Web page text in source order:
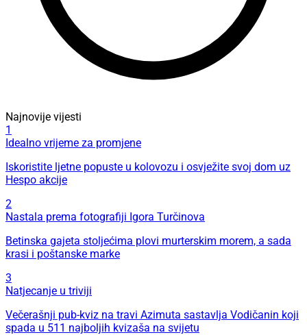
Najnovije vijesti
1
Idealno vrijeme za promjene
Iskoristite ljetne popuste u kolovozu i osvježite svoj dom uz
Hespo akcije
2
Nastala prema fotografiji Igora Turčinova
Betinska gajeta stoljećima plovi murterskim morem, a sada
krasi i poštanske marke
3
Natjecanje u triviji
Večerašnji pub-kviz na travi Azimuta sastavlja Vodičanin koji
spada u 511 najboljih kvizaša na svijetu